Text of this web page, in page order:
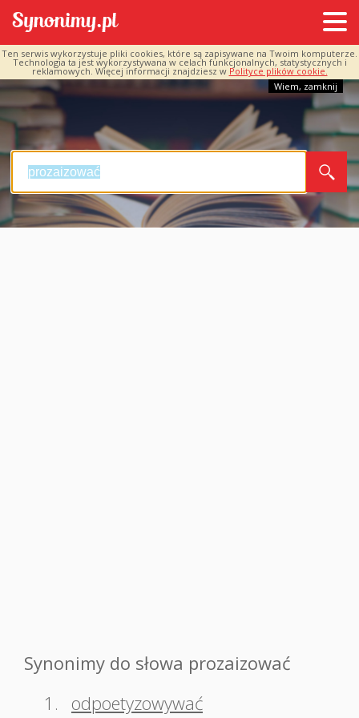
Ten serwis wykorzystuje pliki cookies, które są zapisywane na Twoim komputerze.
Technologia ta jest wykorzystywana w celach funkcjonalnych, statystycznych i
reklamowych. Więcej informacji znajdziesz w Polityce plików cookie.
Wiem, zamknij
Synonimy do słowa prozaizować
1.
odpoetyzowywać